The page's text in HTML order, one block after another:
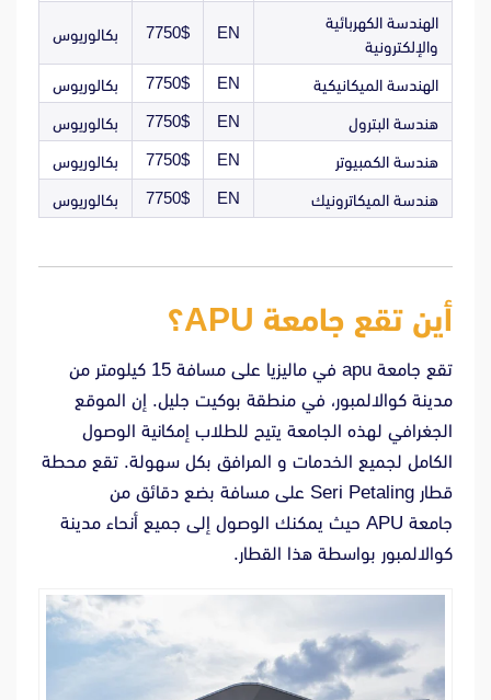
الهندسة الكهربائية
والإلكترونية
EN
7750$ بكالوريوس
الهندسة الميكانيكية EN
7750$ بكالوريوس
هندسة البترول EN
7750$ بكالوريوس
هندسة الكمبيوتر EN
7750$ بكالوريوس
هندسة الميكاترونيك EN
7750$ بكالوريوس
أين تقع جامعة APU؟
تقع جامعة apu في ماليزيا على مسافة 15 كيلومتر من
مدينة كوالالمبور، في منطقة بوكيت جليل. إن الموقع
الجغرافي لهذه الجامعة يتيح للطلاب إمكانية الوصول
الكامل لجميع الخدمات و المرافق بكل سهولة. تقع محطة
قطار Seri Petaling على مسافة بضع دقائق من
جامعة APU حيث يمكنك الوصول إلى جميع أنحاء مدينة
كوالالمبور بواسطة هذا القطار.